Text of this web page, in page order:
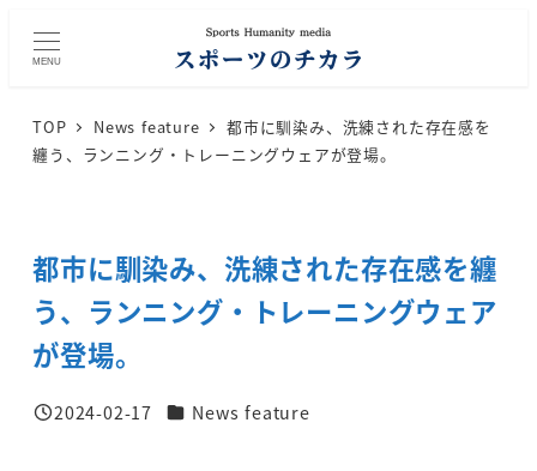
MENU
TOP News feature
都市に馴染み、洗練された存在感を
纏う、ランニング・トレーニングウェアが登場。
都市に馴染み、洗練された存在感を纏
う、ランニング・トレーニングウェア
が登場。
投稿日
2024-02-17 カテゴリー
News feature